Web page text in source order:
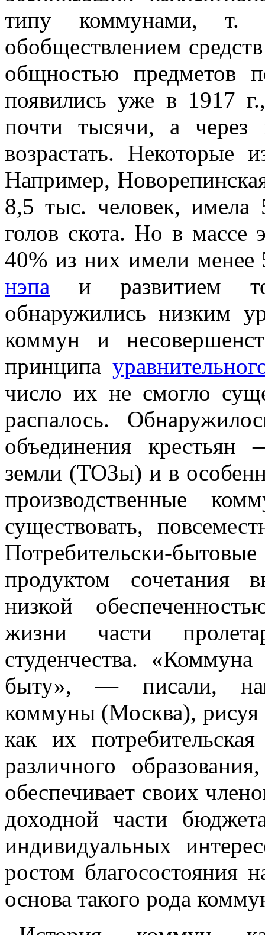
типу коммунами, т.
обобществлением
общностью предметов
появились уже в 1917
почти тысячи, а через
возрастать.
Например,
8,5 тыс. человек,
голов скота. Но в массе
40% из них имели менее
нэпа и развитием
обнаружились низким
коммун и
принципа
число их не смогло
распалось.
объединения
земли (ТОЗы) и в
производственные
существовать,
Потребительски-
продуктом сочетания
низкой
жизни части
студенчества.
быту», — писали,
коммуны (Москва), рисуя
как их
различного
обеспечивает своих
доходной части
индивидуальных
ростом благосостояния
основа такого рода